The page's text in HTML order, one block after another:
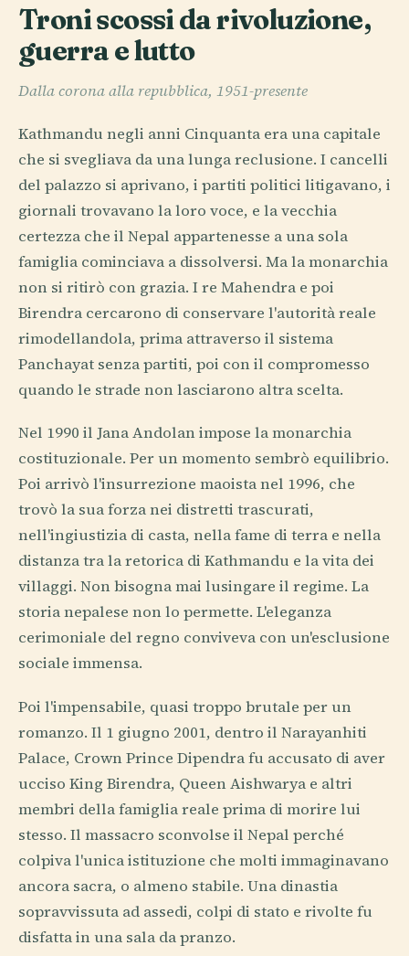
Troni scossi da rivoluzione,
guerra e lutto
Dalla corona alla repubblica, 1951-presente
Kathmandu negli anni Cinquanta era una capitale
che si svegliava da una lunga reclusione. I cancelli
del palazzo si aprivano, i partiti politici litigavano, i
giornali trovavano la loro voce, e la vecchia
certezza che il Nepal appartenesse a una sola
famiglia cominciava a dissolversi. Ma la monarchia
non si ritirò con grazia. I re Mahendra e poi
Birendra cercarono di conservare l'autorità reale
rimodellandola, prima attraverso il sistema
Panchayat senza partiti, poi con il compromesso
quando le strade non lasciarono altra scelta.
Nel 1990 il Jana Andolan impose la monarchia
costituzionale. Per un momento sembrò equilibrio.
Poi arrivò l'insurrezione maoista nel 1996, che
trovò la sua forza nei distretti trascurati,
nell'ingiustizia di casta, nella fame di terra e nella
distanza tra la retorica di Kathmandu e la vita dei
villaggi. Non bisogna mai lusingare il regime. La
storia nepalese non lo permette. L'eleganza
cerimoniale del regno conviveva con un'esclusione
sociale immensa.
Poi l'impensabile, quasi troppo brutale per un
romanzo. Il 1 giugno 2001, dentro il Narayanhiti
Palace, Crown Prince Dipendra fu accusato di aver
ucciso King Birendra, Queen Aishwarya e altri
membri della famiglia reale prima di morire lui
stesso. Il massacro sconvolse il Nepal perché
colpiva l'unica istituzione che molti immaginavano
ancora sacra, o almeno stabile. Una dinastia
sopravvissuta ad assedi, colpi di stato e rivolte fu
disfatta in una sala da pranzo.